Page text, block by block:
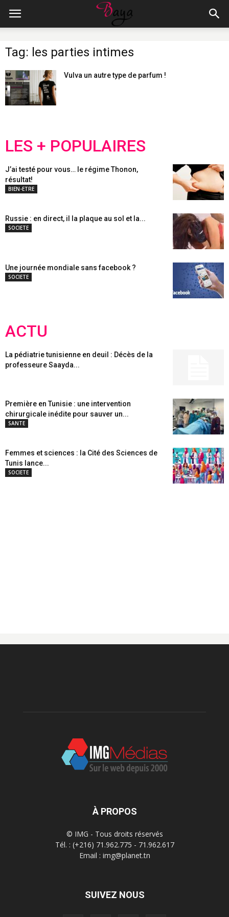
Tag: les parties intimes
Vulva un autre type de parfum !
LES + POPULAIRES
J’ai testé pour vous… le régime Thonon,
résultat!
BIEN-ETRE
Russie : en direct, il la plaque au sol et la...
SOCIETE
Une journée mondiale sans facebook ?
SOCIETE
ACTU
La pédiatrie tunisienne en deuil : Décès de la
professeure Saayda...
Première en Tunisie : une intervention
chirurgicale inédite pour sauver un...
SANTE
Femmes et sciences : la Cité des Sciences de
Tunis lance...
SOCIETE
À PROPOS
© IMG - Tous droits réservés
Tél. : (+216) 71.962.775 - 71.962.617
Email : img@planet.tn
SUIVEZ NOUS